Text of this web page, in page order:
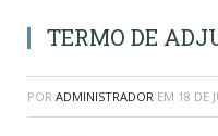
TERMO DE
POR ADMINISTRADOR EM 18 DE